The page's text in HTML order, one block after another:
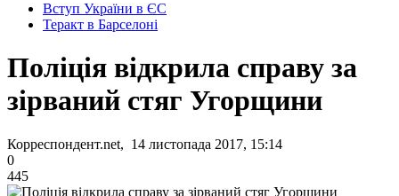
Вступ України в ЄС
Теракт в Барселоні
Поліція відкрила справу за
зірваний стяг Угорщини
Корреспондент.net, 14 листопада 2017, 15:14
0
445